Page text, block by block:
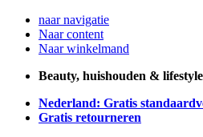
naar navigatie
Naar content
Naar winkelmand
Beauty, huishouden & lifestyle
Nederland: Gratis
Gratis retourneren